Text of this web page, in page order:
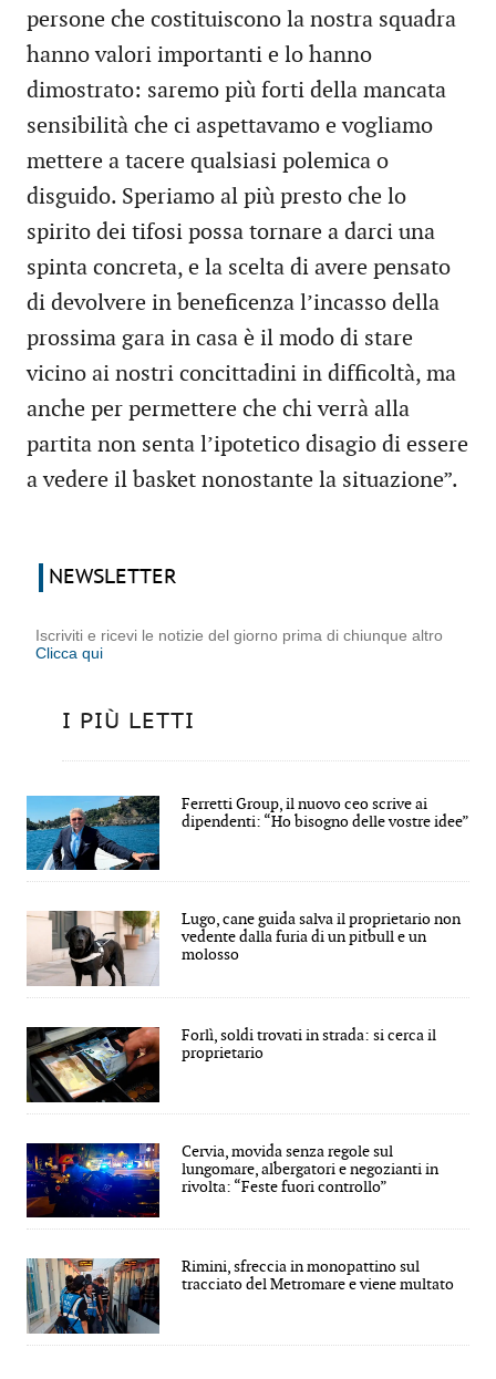
persone che costituiscono la nostra squadra
hanno valori importanti e lo hanno
dimostrato: saremo più forti della mancata
sensibilità che ci aspettavamo e vogliamo
mettere a tacere qualsiasi polemica o
disguido. Speriamo al più presto che lo
spirito dei tifosi possa tornare a darci una
spinta concreta, e la scelta di avere pensato
di devolvere in beneficenza l’incasso della
prossima gara in casa è il modo di stare
vicino ai nostri concittadini in difficoltà, ma
anche per permettere che chi verrà alla
partita non senta l’ipotetico disagio di essere
a vedere il basket nonostante la situazione”.
NEWSLETTER
Iscriviti e ricevi le notizie del giorno prima di chiunque altro
Clicca qui
I PIÙ LETTI
Ferretti Group, il nuovo ceo scrive ai
dipendenti: “Ho bisogno delle vostre idee”
Lugo, cane guida salva il proprietario non
vedente dalla furia di un pitbull e un
molosso
Forlì, soldi trovati in strada: si cerca il
proprietario
Cervia, movida senza regole sul
lungomare, albergatori e negozianti in
rivolta: “Feste fuori controllo”
Rimini, sfreccia in monopattino sul
tracciato del Metromare e viene multato